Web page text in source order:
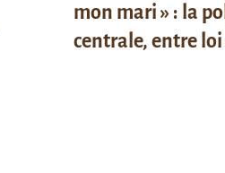
mon mari » : la
centrale, entre